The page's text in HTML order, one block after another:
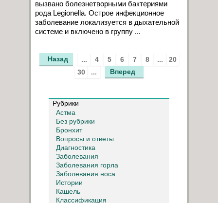
вызвано болезнетворными бактериями
рода Legionella. Острое инфекционное
заболевание локализуется в дыхательной
системе и включено в группу ...
Назад ... 4 5 6 7 8 ...
20
30
... Вперед
Рубрики
Астма
Без рубрики
Бронхит
Вопросы и ответы
Диагностика
Заболевания
Заболевания горла
Заболевания носа
Истории
Кашель
Классификация